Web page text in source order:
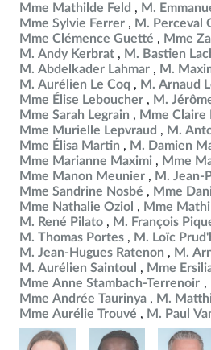
Mme Mathilde Feld
M.
Mme Sylvie Ferrer
M. Perceval
Mme Clémence Guetté
Mme
M. Andy Kerbrat
M. Bastien
M. Abdelkader Lahmar
M.
M. Aurélien Le Coq
M. Arnaud
Mme Élise Leboucher
M.
Mme Sarah Legrain
Mme Claire
Mme Murielle Lepvraud
M.
Mme Élisa Martin
M. Damien
Mme Marianne Maximi
Mme
Mme Manon Meunier
M. Jean-
Mme Sandrine Nosbé
Mme
Mme Nathalie Oziol
Mme
M. René Pilato
M. François
M. Thomas Portes
M. Loïc
M. Jean-Hugues Ratenon
M.
M. Aurélien Saintoul
Mme
Mme Anne Stambach-Terrenoir
Mme Andrée Taurinya
M.
Mme Aurélie Trouvé
M. Paul